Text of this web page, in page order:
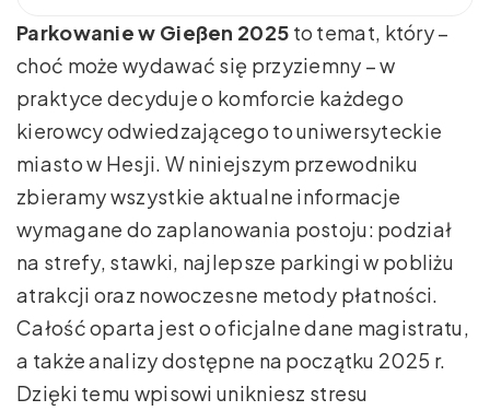
Parkowanie w Gießen 2025 to temat, który –
choć może wydawać się przyziemny – w
praktyce decyduje o komforcie każdego
kierowcy odwiedzającego to uniwersyteckie
miasto w Hesji. W niniejszym przewodniku
zbieramy wszystkie aktualne informacje
wymagane do zaplanowania postoju: podział
na strefy, stawki, najlepsze parkingi w pobliżu
atrakcji oraz nowoczesne metody płatności.
Całość oparta jest o oficjalne dane magistratu,
a także analizy dostępne na początku 2025 r.
Dzięki temu wpisowi unikniesz stresu